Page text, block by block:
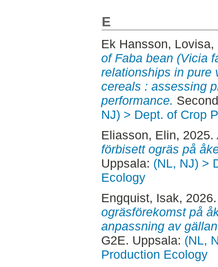
E
Ek Hansson, Lovisa,
of Faba bean (Vicia
relationships in pure
cereals : assessing
performance.
NJ) > Dept. of Crop
Eliasson, Elin, 2025.
förbisett ogräs på
Uppsala: (NL, NJ) >
Ecology
Engquist, Isak,
ogräsförekomst på
anpassning av
G2E. Uppsala: (NL,
Production Ecology